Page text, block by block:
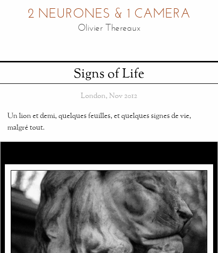
2 NEURONES & 1 CAMERA
Olivier Thereaux
Signs of Life
London, Nov 2012
Un lion et demi, quelques feuilles, et quelques signes de vie,
malgré tout.